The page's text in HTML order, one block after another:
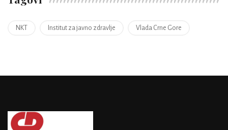
NKT Institut za javno zdravlje Vlada Crne Gore